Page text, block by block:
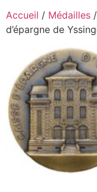
Accueil / Médailles /
d’épargne de